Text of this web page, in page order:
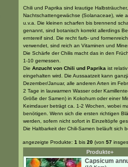
Chili und Paprika sind krautige
Nachtschattengewächse (Solanaceae), wie
u.v.a. Die kleinen scharfen bis brennend
genannt, sind botanisch korrekt allerdings
erntereif sind. Die recht farb- und
verwendet, sind reich an Vitaminen und
Die Schärfe der Chilis macht das in den
1-10 gemessen.
Die Anzucht von Chili und Paprika ist
eingehalten wird. Die Aussaatzeit kann
Dezember/Januar, alle anderen Arten im
2 Tage in lauwarmen Wasser oder
Größe der Samen) in Kokohum oder einer
Keimdauer beträgt ca. 1-2 Wochen, wobei
benötigen. Wenn sich die ersten richtigen
werden, sofern nicht sofort in Einzeltöpfe
Die Haltbarkeit der Chili-Samen beläuft sich
angezeigte Produkte: 1 bis 20 (von 57
Produkte+
Capsicum